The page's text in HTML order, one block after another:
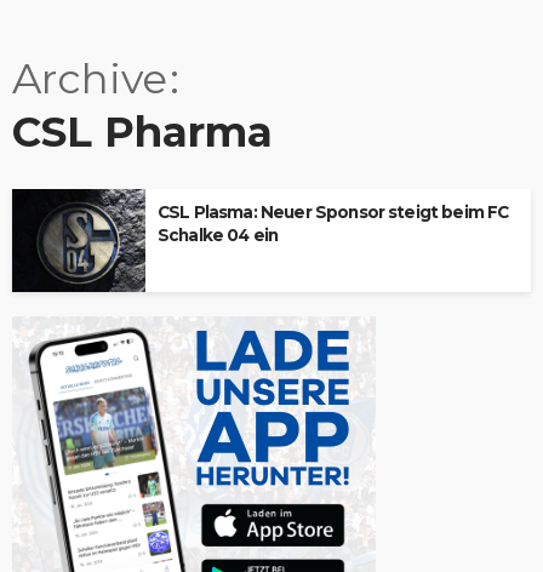
Archive
CSL Pharma
CSL Plasma: Neuer Sponsor steigt beim FC
Schalke 04 ein